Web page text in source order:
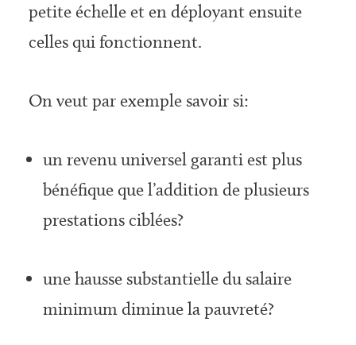
petite échelle et en déployant ensuite
celles qui fonctionnent.
On veut par exemple savoir si:
un revenu universel garanti est plus
bénéfique que l’addition de plusieurs
prestations ciblées?
une hausse substantielle du salaire
minimum diminue la pauvreté?